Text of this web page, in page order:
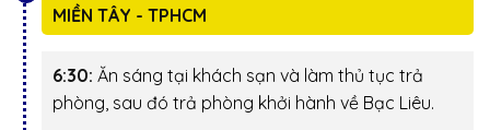
MIỀN TÂY - TPHCM
6:30: Ăn sáng tại khách sạn và làm thủ tục trả
phòng, sau đó trả phòng khởi hành về Bạc Liêu.